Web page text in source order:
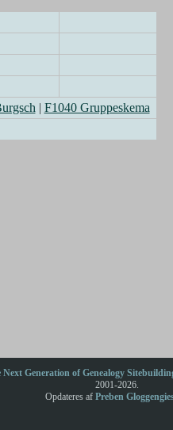
| F1040 Gruppeskema
Next Generation of Genealogy
2001-2026.
Opdateres af Preben